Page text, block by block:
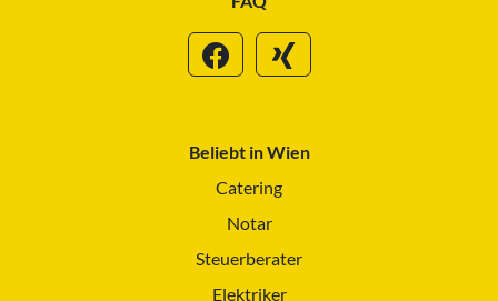
Beliebt in Wien
Catering
Notar
Steuerberater
Elektriker